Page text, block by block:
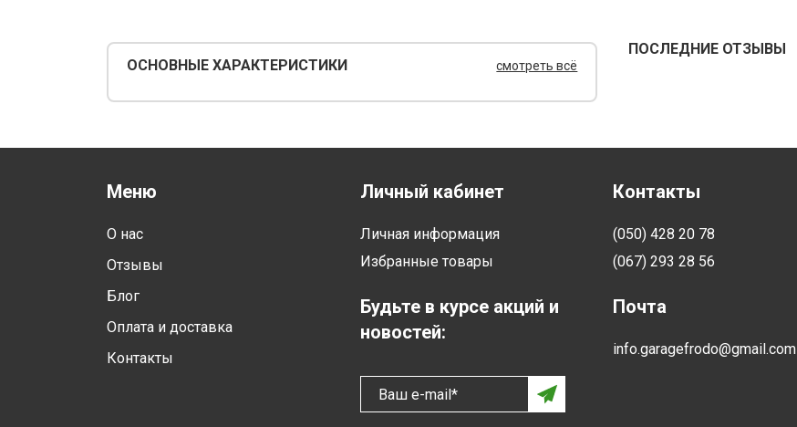
ОСНОВНЫЕ ХАРАКТЕРИСТИКИ смотреть всё
ПОСЛЕДНИЕ ОТЗЫВЫ
Меню
О нас
Отзывы
Блог
Оплата и доставка
Контакты
Личный кабинет
Личная информация
Избранные товары
Будьте в курсе акций и
новостей:
Ваш e-mail*
Контакты
(050) 428 20 78
(067) 293 28 56
Почта
info.garagefrodo@gmail.com